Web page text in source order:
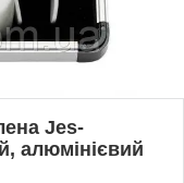
Jes-
алюмінієвий